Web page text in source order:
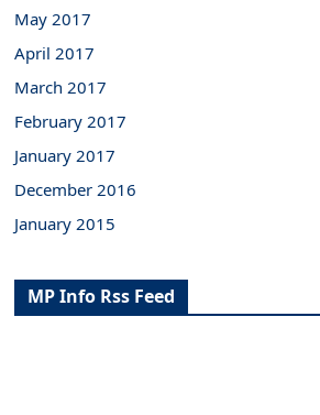
May 2017
April 2017
March 2017
February 2017
January 2017
December 2016
January 2015
MP Info Rss Feed